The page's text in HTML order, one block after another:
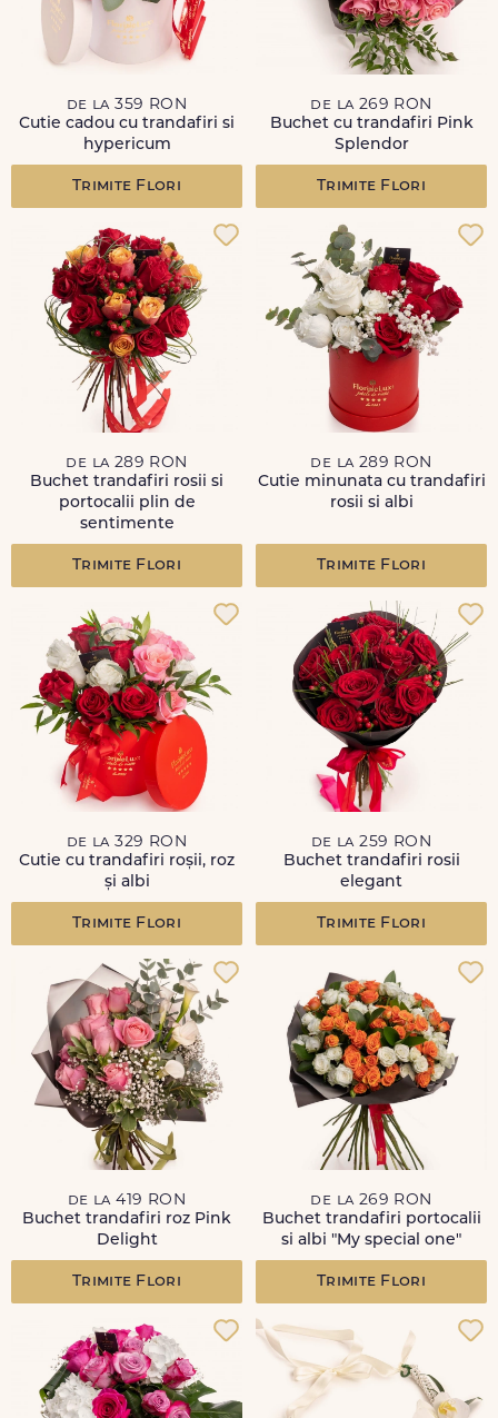
de la 359 RON
Cutie cadou cu trandafiri si
hypericum
Trimite Flori
de la 269 RON
Buchet cu trandafiri Pink
Splendor
Trimite Flori
de la 289 RON
Buchet trandafiri rosii si
portocalii plin de
sentimente
Trimite Flori
de la 289 RON
Cutie minunata cu trandafiri
rosii si albi
Trimite Flori
de la 329 RON
Cutie cu trandafiri roșii, roz
și albi
Trimite Flori
de la 259 RON
Buchet trandafiri rosii
elegant
Trimite Flori
de la 419 RON
Buchet trandafiri roz Pink
Delight
Trimite Flori
de la 269 RON
Buchet trandafiri portocalii
si albi "My special one"
Trimite Flori